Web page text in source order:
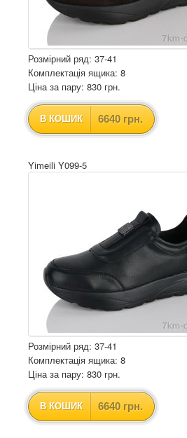
Розмірний ряд: 37-41
Комплектація ящика: 8
Ціна за пару: 830 грн.
В КОШИК 6640 грн.
Yimeili Y099-5
Розмірний ряд: 37-41
Комплектація ящика: 8
Ціна за пару: 830 грн.
В КОШИК 6640 грн.